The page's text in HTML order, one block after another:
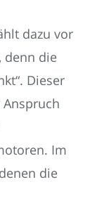
dazu vor
denn die
Dieser
Im
die